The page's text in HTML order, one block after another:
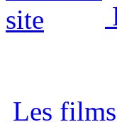
Les